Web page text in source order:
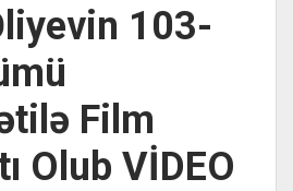
103-
Film
Olub VİDEO